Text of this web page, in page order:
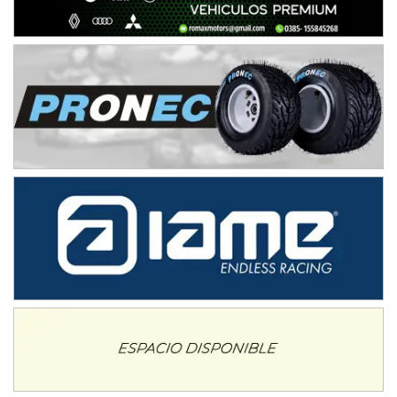
08/09-AGO
IAME SERIES ARGENTINA 6
Ramiro Tot (Asfalto)
Baradero (Buenos Aires)
KDO - F6
Ciudad de Trenque Lauquen (Asfalto)
Trenque Lauquen (Buenos Aires)
ENTRERRIANO - F6 (POSTERGADA)
Parque de la Velocidad (Asfalto)
Villaguay (Entre Ríos)
VICTORIENSE - F7
El Cerro (Tierra)
Victoria (Entre Ríos)
PATAGONICO - F6
Gral. E. Godoy (Río Negro)